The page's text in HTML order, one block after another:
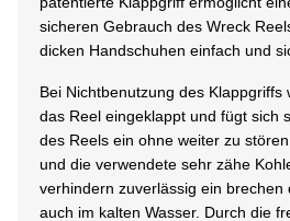
sicheren Gebrauch des Wreck
dicken Handschuhen einfach und
Bei Nichtbenutzung des Klappgriffs
das Reel eingeklappt und fügt sich
des Reels ein ohne weiter zu
und die verwendete sehr zähe
verhindern zuverlässig ein brechen
auch im kalten Wasser. Durch die